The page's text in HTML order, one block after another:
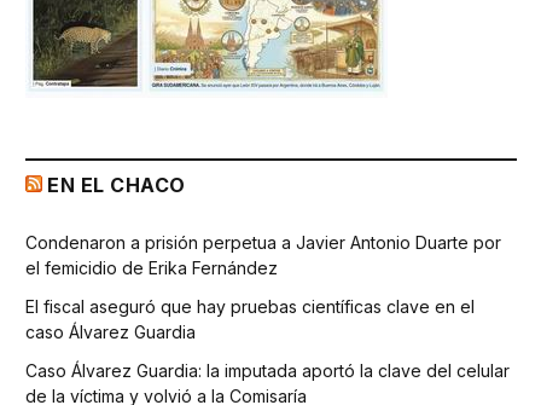
EN EL CHACO
Condenaron a prisión perpetua a Javier Antonio Duarte por
el femicidio de Erika Fernández
El fiscal aseguró que hay pruebas científicas clave en el
caso Álvarez Guardia
Caso Álvarez Guardia: la imputada aportó la clave del celular
de la víctima y volvió a la Comisaría